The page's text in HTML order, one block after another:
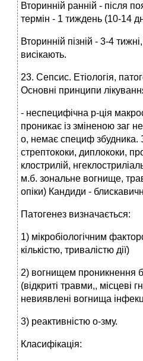
Вторинній ранній - після
термін - 1 тиждень (10-14
Вторинній пізній - 3-4
висікають.
23. Сепсис. Етіологія,
Основні принципи
- неспецифічна р-ція
проникає із зміненою заг
о, немає специф збудника.
стрептококи, диплококи,
клострилій,
м.б. зональне вогнище,
опіки) Кандиди -
Патогенез визначається:
1) мікробіологічним
кількістю, тривалістю дії)
2) вогнищем проникнення
(відкриті травми,, місцеві
невиявлені вогнища
3) реактивністю о-зму.
Класифікація: